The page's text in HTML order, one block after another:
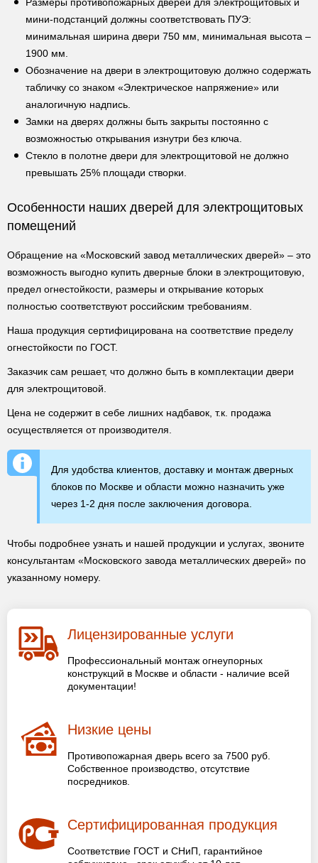
мини-подстанций должны соответствовать ПУЭ:
минимальная ширина двери 750 мм, минимальная высота –
1900 мм.
Обозначение на двери в электрощитовую должно содержать
табличку со знаком «Электрическое напряжение» или
аналогичную надпись.
Замки на дверях должны быть закрыты постоянно с
возможностью открывания изнутри без ключа.
Стекло в полотне двери для электрощитовой не должно
превышать 25% площади створки.
Особенности наших дверей для электрощитовых
помещений
Обращение на «Московский завод металлических дверей» – это
возможность выгодно купить дверные блоки в электрощитовую,
предел огнестойкости, размеры и открывание которых
полностью соответствуют российским требованиям.
Наша продукция сертифицирована на соответствие пределу
огнестойкости по ГОСТ.
Заказчик сам решает, что должно быть в комплектации двери
для электрощитовой.
Цена не содержит в себе лишних надбавок, т.к. продажа
осуществляется от производителя.
Для удобства клиентов, доставку и монтаж дверных
блоков по Москве и области можно назначить уже
через 1-2 дня после заключения договора.
Чтобы подробнее узнать и нашей продукции и услугах, звоните
консультантам «Московского завода металлических дверей» по
указанному номеру.
Лицензированные услуги
Профессиональный монтаж огнеупорных
конструкций в Москве и области - наличие всей
документации!
Низкие цены
Противопожарная дверь всего за 7500 руб.
Собственное производство, отсутствие
посредников.
Сертифицированная продукция
Соответствие ГОСТ и СНиП, гарантийное